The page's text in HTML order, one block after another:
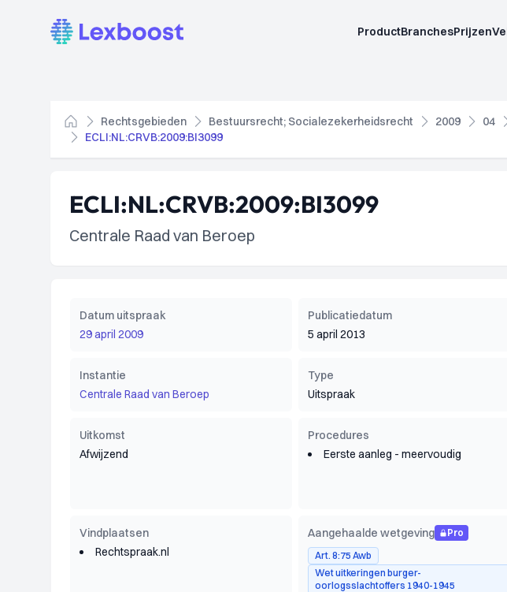
Lexboost ProductBranchesPrijzen
Home
Rechtsgebieden Bestuursrecht; Socialezekerheidsrecht 2009 04
ECLI:NL:CRVB:2009:BI3099
ECLI:NL:CRVB:2009:BI3099
Centrale Raad van Beroep
Datum uitspraak
29 april 2009
Publicatiedatum
5 april 2013
Instantie
Centrale Raad van Beroep
Type
Uitspraak
Uitkomst
Afwijzend
Procedures
Eerste aanleg - meervoudig
Vindplaatsen
Rechtspraak.nl
Aangehaalde wetgeving
Pro
Art. 8:75 Awb
Wet uitkeringen burger-
oorlogsslachtoffers 1940-1945